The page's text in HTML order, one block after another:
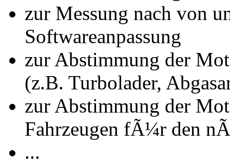
zur Messung nach von
Softwareanpassung
zur Abstimmung der
(z.B. Turbolader,
zur Abstimmung der
Fahrzeugen fÃ¼r den
...